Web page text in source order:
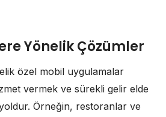
Yönelik Çözümler
özel mobil uygulamalar
vermek ve sürekli gelir elde
Örneğin, restoranlar ve